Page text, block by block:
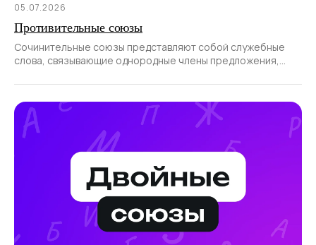
05.07.2026
Противительные союзы
Сочинительные союзы представляют собой служебные
слова, связывающие однородные члены предложения,